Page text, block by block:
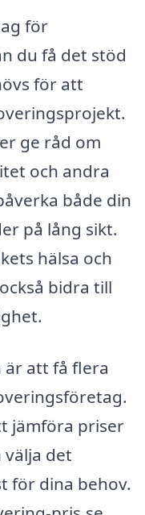
för
du få det stöd
för att
ge råd om
och andra
både din
på lång sikt.
hälsa och
bidra till
är att få flera
jämföra priser
välja det
för dina behov.